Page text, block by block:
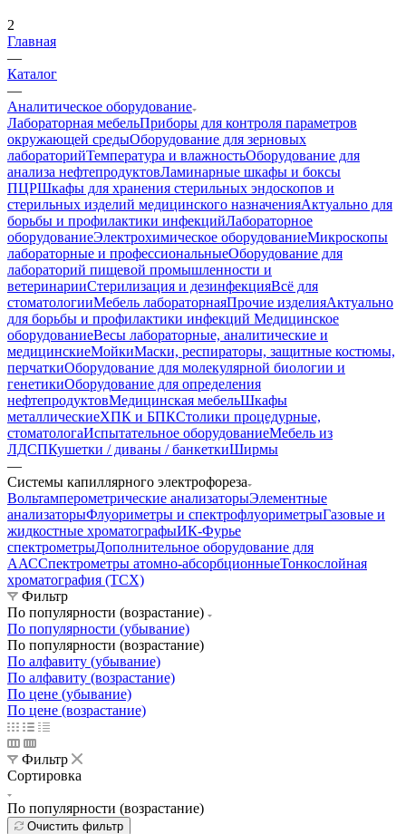
2
Главная
—
Каталог
—
Аналитическое оборудование
Лабораторная мебельПриборы для контроля параметров
окружающей средыОборудование для зерновых
лабораторийТемпература и влажностьОборудование для
анализа нефтепродуктовЛаминарные шкафы и боксы
ПЦРШкафы для хранения стерильных эндоскопов и
стерильных изделий медицинского назначенияАктуально для
борьбы и профилактики инфекцийЛабораторное
оборудованиеЭлектрохимическое оборудованиеМикроскопы
лабораторные и профессиональныеОборудование для
лабораторий пищевой промышленности и
ветеринарииСтерилизация и дезинфекцияВсё для
стоматологииМебель лабораторнаяПрочие изделияАктуально
для борьбы и профилактики инфекций Медицинское
оборудованиеВесы лабораторные, аналитические и
медицинскиеМойкиМаски, респираторы, защитные костюмы,
перчаткиОборудование для молекулярной биологии и
генетикиОборудование для определения
нефтепродуктовМедицинская мебельШкафы
металлическиеХПК и БПКСтолики процедурные,
стоматологаИспытательное оборудованиеМебель из
ЛДСПКушетки / диваны / банкеткиШирмы
—
Системы капиллярного электрофореза
Вольтамперометрические анализаторыЭлементные
анализаторыФлуориметры и спектрофлуориметрыГазовые и
жидкостные хроматографыИК-Фурье
спектрометрыДополнительное оборудование для
ААССпектрометры атомно-абсорбционныеТонкослойная
хроматография (ТСХ)
Фильтр
По популярности (возрастание)
По популярности (убывание)
По популярности (возрастание)
По алфавиту (убывание)
По алфавиту (возрастание)
По цене (убывание)
По цене (возрастание)
Фильтр
Сортировка
По популярности (возрастание)
Очистить фильтр